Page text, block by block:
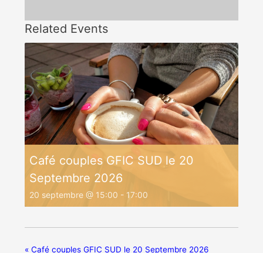
Related Events
Café couples GFIC SUD le 20
Septembre 2026
20 septembre @ 15:00 - 17:00
« Café couples GFIC SUD le 20 Septembre 2026